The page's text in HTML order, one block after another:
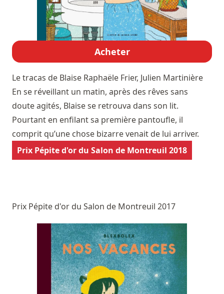
Acheter
Le tracas de Blaise Raphaële Frier, Julien Martinière
En se réveillant un matin, après des rêves sans
doute agités, Blaise se retrouva dans son lit.
Pourtant en enfilant sa première pantoufle, il
comprit qu’une chose bizarre venait de lui arriver.
Prix Pépite d'or du Salon de Montreuil 2018
Prix Pépite d'or du Salon de Montreuil 2017